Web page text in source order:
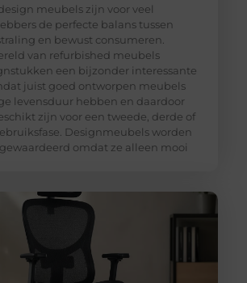
meubels zijn voor veel
de perfecte balans tussen
en bewust consumeren.
van refurbished meubels
een bijzonder interessante
juist goed ontworpen meubels
levensduur hebben en daardoor
zijn voor een tweede, derde of
Designmeubels worden
omdat ze alleen mooi